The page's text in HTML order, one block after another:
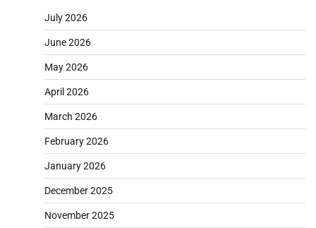
July 2026
June 2026
May 2026
April 2026
March 2026
February 2026
January 2026
December 2025
November 2025